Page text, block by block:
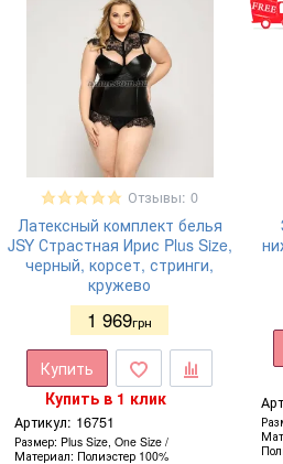
Отзывы: 0
Латексный комплект белья
JSY Страстная Ирис Plus Size,
черный, корсет, стринги,
кружево
1 969грн
Купить
Купить в 1 клик
Артикул: 16751
Размер Plus Size, One Size
Материал Полиэстер 100%